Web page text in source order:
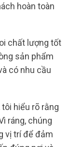
hoàn toàn
chất lượng tốt
sản phẩm
có nhu cầu
hiểu rõ rằng
ráng, chúng
vị trí để đảm